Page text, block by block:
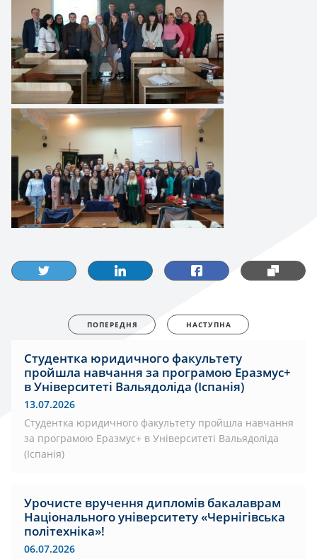
ПОПЕРЕДНЯ НАСТУПНА
Студентка юридичного факультету
пройшла навчання за програмою Еразмус+
в Університеті Вальядоліда (Іспанія)
13.07.2026
Студентка юридичного факультету пройшла навчання
за програмою Еразмус+ в Університеті Вальядоліда
(Іспанія)
Урочисте вручення дипломів бакалаврам
Національного університету «Чернігівська
політехніка»!
06.07.2026